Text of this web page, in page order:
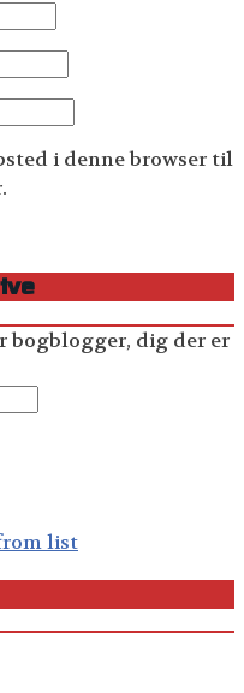
i denne browser til
bogblogger, dig der er
list